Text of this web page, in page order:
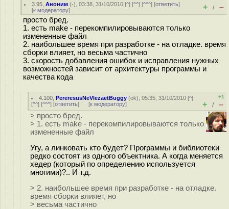
3.95 ,Аноним (-), 03:38, 31/10/2010 [^] [^^] [^^^] [ответить]
[к модератору] + / –
просто бред.
1. есть make - перекомпилировываются только
измененные файл
2. наибольшее время при разработке - на отладке. время
сборки влияет, но весьма частично
3. скорость добавления ошибок и исправления нужных
возможностей зависит от архитектуры программы и
качества кода
4.100 ,PereresusNeVlezaetBuggy (ok), 05:35, 31/10/2010 [^]
[^^] [^^^] [ответить] [к модератору]
+1
+ / –
> просто бред.
> 1. есть make - перекомпилировываются только
измененные файл
Угу, а линковать кто будет? Программы и библиотеки
редко состоят из одного объектника. А когда меняется
хедер (который по определению используется
многими)?.. И т.д.
> 2. наибольшее время при разработке - на отладке.
время сборки влияет, но
> весьма частично